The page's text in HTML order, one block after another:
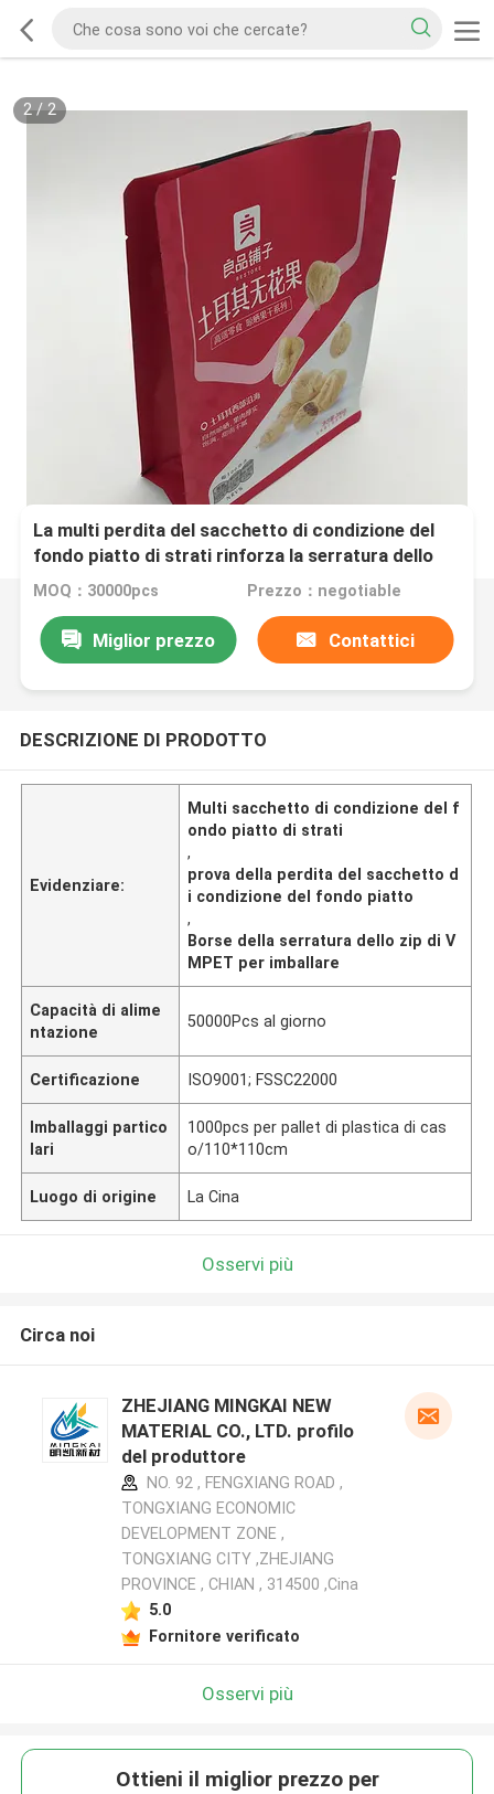
2/2
La multi perdita del sacchetto di condizione del
fondo piatto di strati rinforza la serratura dello
zip di VMPET insacca per imballare
MOQ：30000pcs Prezzo：negotiable
Miglior prezzo Contattici
DESCRIZIONE DI PRODOTTO
Evidenziare:
Multi sacchetto di condizione del f
ondo piatto di strati
,
prova della perdita del sacchetto d
i condizione del fondo piatto
,
Borse della serratura dello zip di V
MPET per imballare
Capacità di alime
ntazione
50000Pcs al giorno
Certificazione ISO9001; FSSC22000
Imballaggi partico
lari
1000pcs per pallet di plastica di cas
o/110*110cm
Luogo di origine La Cina
Osservi più
Circa noi
ZHEJIANG MINGKAI NEW
MATERIAL CO., LTD. profilo
del produttore
NO. 92 , FENGXIANG ROAD ,
TONGXIANG ECONOMIC
DEVELOPMENT ZONE ,
TONGXIANG CITY ,ZHEJIANG
PROVINCE , CHIAN , 314500 ,Cina
5.0
Fornitore verificato
Osservi più
Ottieni il miglior prezzo per